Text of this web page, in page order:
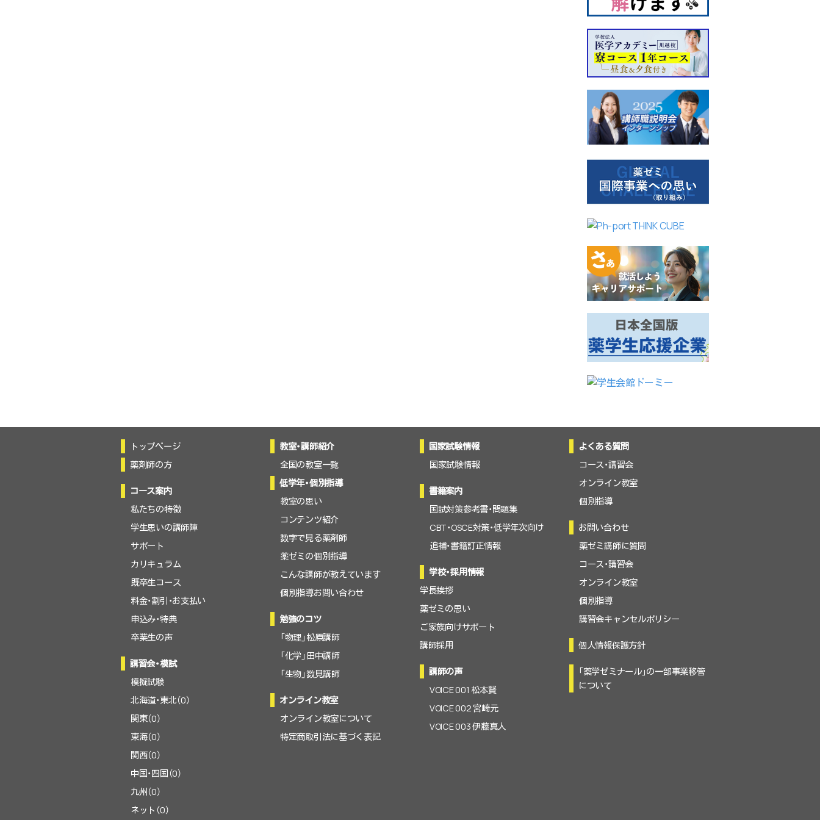
トップページ
薬剤師の方
コース案内
私たちの特徴
学生思いの講師陣
サポート
カリキュラム
既卒生コース
料金・割引・お支払い
申込み・特典
卒業生の声
講習会・模試
模擬試験
北海道・東北（0）
関東（0）
東海（0）
関西（0）
中国・四国（0）
九州（0）
ネット（0）
教室・講師紹介
全国の教室一覧
低学年・個別指導
教室の思い
コンテンツ紹介
数字で見る薬剤師
薬ゼミの個別指導
こんな講師が教えています
個別指導お問い合わせ
勉強のコツ
「物理」松原講師
「化学」田中講師
「生物」数見講師
オンライン教室
オンライン教室について
特定商取引法に基づく表記
国家試験情報
国家試験情報
書籍案内
国試対策参考書・問題集
CBT・OSCE対策・低学年次向け
追補・書籍訂正情報
学校・採用情報
学長挨拶
薬ゼミの思い
ご家族向けサポート
講師採用
講師の声
VOICE 001 松本賢
VOICE 002 宮崎元
VOICE 003 伊藤真人
よくある質問
コース・講習会
オンライン教室
個別指導
お問い合わせ
薬ゼミ講師に質問
コース・講習会
オンライン教室
個別指導
講習会キャンセルポリシー
個人情報保護方針
「薬学ゼミナール」の一部事業移管
について